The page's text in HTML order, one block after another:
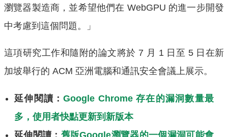
瀏覽器製造商，並希望他們在 WebGPU 的進一步開發
中考慮到這個問題。」
這項研究工作和隨附的論文將於 7 月 1 日至 5 日在新
加坡舉行的 ACM 亞洲電腦和通訊安全會議上展示。
延伸閱讀：Google Chrome 存在的漏洞數量最
多，使用者快點更新到新版本